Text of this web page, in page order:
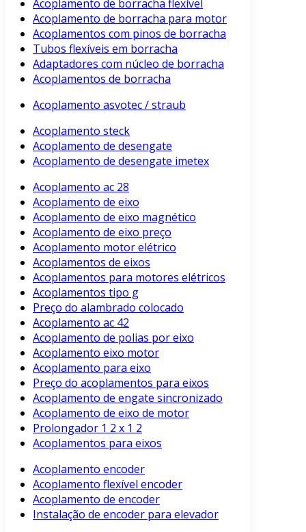
Acoplamento de borracha flexível
Acoplamento de borracha para motor
Acoplamentos com pinos de borracha
Tubos flexíveis em borracha
Adaptadores com núcleo de borracha
Acoplamentos de borracha
Acoplamento asvotec / straub
Acoplamento steck
Acoplamento de desengate
Acoplamento de desengate imetex
Acoplamento ac 28
Acoplamento de eixo
Acoplamento de eixo magnético
Acoplamento de eixo preço
Acoplamento motor elétrico
Acoplamentos de eixos
Acoplamentos para motores elétricos
Acoplamentos tipo g
Preço do alambrado colocado
Acoplamento ac 42
Acoplamento de polias por eixo
Acoplamento eixo motor
Acoplamento para eixo
Preço do acoplamentos para eixos
Acoplamento de engate sincronizado
Acoplamento de eixo de motor
Prolongador 1 2 x 1 2
Acoplamentos para eixos
Acoplamento encoder
Acoplamento flexível encoder
Acoplamento de encoder
Instalação de encoder para elevador